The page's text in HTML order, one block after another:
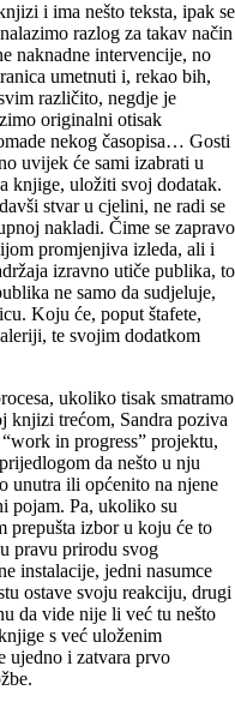
i ima nešto teksta, ipak se
razlog za takav način
naknadne intervencije, no
umetnuti i, rekao bih,
različito, negdje je
originalni otisak
nekog časopisa… Gosti
uvijek će sami izabrati u
knjige, uložiti svoj dodatak.
stvar u cjelini, ne radi se
nakladi. Čime se zapravo
promjenjiva izleda, ali i
izravno utiče publika, to
ne samo da sudjeluje,
Koju će, poput štafete,
te svojim dodatkom
ukoliko tisak smatramo
knjizi trećom, Sandra poziva
in progress” projektu,
da nešto u nju
unutra ili općenito na njene
pojam. Pa, ukoliko su
prepušta izbor u koju će to
pravu prirodu svog
instalacije, jedni nasumce
ostave svoju reakciju, drugi
da vide nije li već tu nešto
s već uloženim
ujedno i zatvara prvo